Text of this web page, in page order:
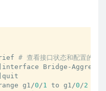
# 查看接口状态和配置的简
Bridge-
g1/0 /1 to g1/0 /2